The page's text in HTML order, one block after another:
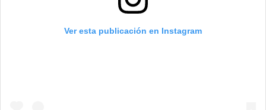
Ver esta publicación en Instagram